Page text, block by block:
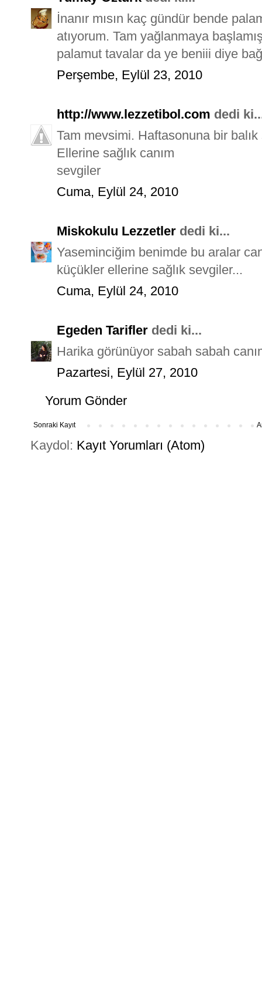
İnanır mısın kaç gündür bende
atıyorum. Tam yağlanmaya
palamut tavalar da ye beniii diye
Perşembe, Eylül 23, 2010
http://www.lezzetibol.com dedi
Tam mevsimi. Haftasonuna bir balık
Ellerine sağlık canım
sevgiler
Cuma, Eylül 24, 2010
Miskokulu Lezzetler dedi ki...
Yaseminciğim benimde bu aralar
küçükler ellerine sağlık sevgiler...
Cuma, Eylül 24, 2010
Egeden Tarifler dedi ki...
Harika görünüyor sabah sabah
Pazartesi, Eylül 27, 2010
Yorum Gönder
Sonraki Kayıt
Kaydol: Kayıt Yorumları (Atom)